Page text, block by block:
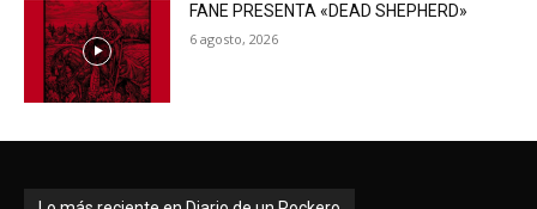
FANE PRESENTA «DEAD SHEPHERD»
6 agosto, 2026